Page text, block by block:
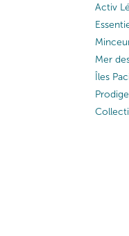
Activ
Mer
Îles